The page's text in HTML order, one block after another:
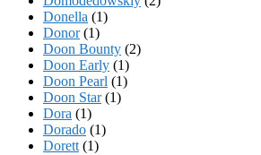
Donella (1)
Donor(1)
Doon Bounty (2)
Doon Early (1)
Doon Pearl (1)
Doon Star(1)
Dora (1)
Dorado (1)
Dorett (1)